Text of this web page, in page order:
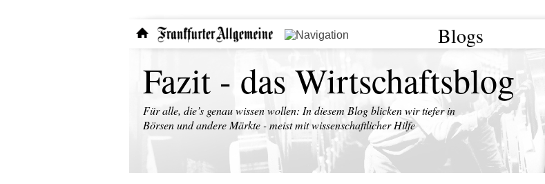
Blogs
Fazit - das Wirtschaftsblog
Für alle, die’s genau wissen wollen: In diesem Blog blicken wir tiefer in
Börsen und andere Märkte - meist mit wissenschaftlicher Hilfe